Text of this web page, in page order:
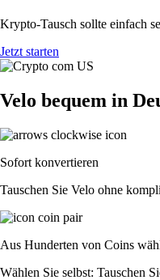
Krypto-Tausch sollte einfach
Jetzt starten
Velo bequem in
Sofort konvertieren
Tauschen Sie Velo ohne
Aus Hunderten von Coins
Wählen Sie selbst: Tauschen